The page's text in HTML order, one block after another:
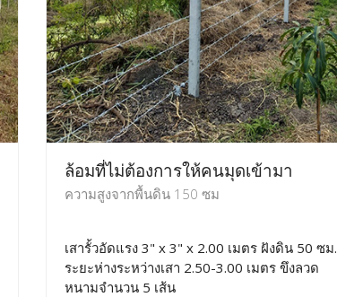
ล้อมที่ไม่ต้องการให้คนมุดเข้ามา
ความสูงจากพื้นดิน 150 ซม
เสารั้วอัดแรง 3" x 3" x 2.00 เมตร ฝังดิน 50 ซม.
ระยะห่างระหว่างเสา 2.50-3.00 เมตร ขึงลวด
หนามจำนวน 5 เส้น